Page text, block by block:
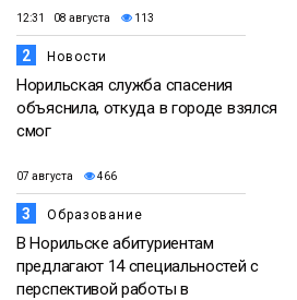
12:31 08 августа 113
2 Новости
Норильская служба спасения
объяснила, откуда в городе взялся
смог
07 августа 466
3 Образование
В Норильске абитуриентам
предлагают 14 специальностей с
перспективой работы в